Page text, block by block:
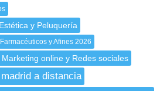
y Peluquería
y Afines 2026
online y Redes sociales
a distancia